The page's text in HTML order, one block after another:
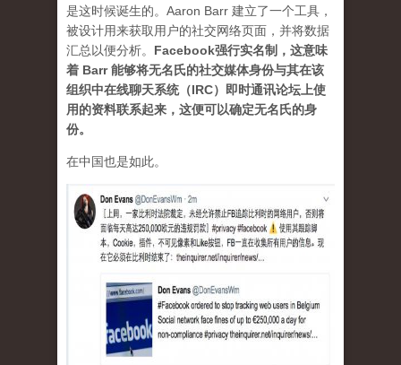
是这时候诞生的。Aaron Barr 建立了一个工具，
被设计用来获取用户的社交网络页面，并将数据
汇总以便分析。 Facebook强行实名制，这意味
着 Barr 能够将无名氏的社交媒体身份与其在该
组织中在线聊天系统（IRC）即时通讯论坛上使
用的资料联系起来，这便可以确定无名氏的身
份。
在中国也是如此。